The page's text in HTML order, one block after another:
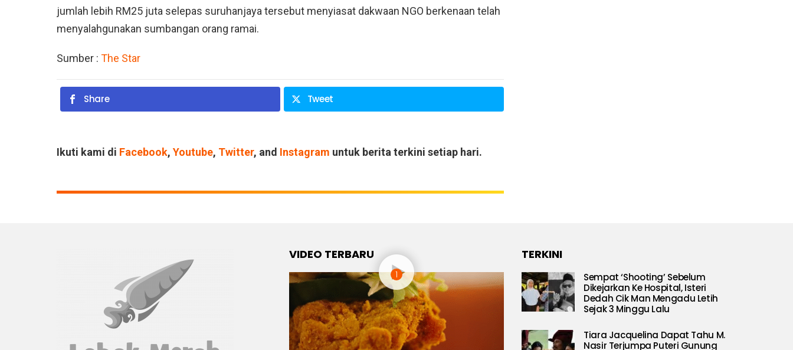
jumlah lebih RM25 juta selepas suruhanjaya tersebut menyiasat dakwaan NGO berkenaan telah
menyalahgunakan sumbangan orang ramai.
Sumber : The Star
Share Tweet
Ikuti kami di Facebook, Youtube, Twitter, and Instagram untuk berita terkini setiap hari.
VIDEO TERBARU TERKINI
Sempat ‘Shooting’ Sebelum
Dikejarkan Ke Hospital, Isteri
Dedah Cik Man Mengadu Letih
Sejak 3 Minggu Lalu
Tiara Jacquelina Dapat Tahu M.
Nasir Terjumpa Puteri Gunung